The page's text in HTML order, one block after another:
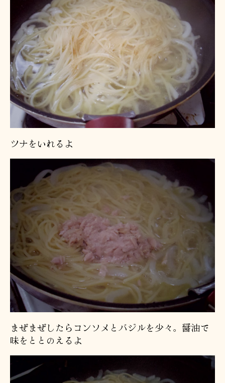
ツナをいれるよ
まぜまぜしたらコンソメとバジルを少々。醤油で
味をととのえるよ